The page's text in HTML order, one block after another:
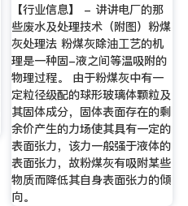
【行业信息】 - 讲讲电厂的那
些废水及处理技术（附图）粉煤
灰处理法 粉煤灰除油工艺的机
理是一种固-液之间等温吸附的
物理过程。 由于粉煤灰中有一
定粒径级配的球形玻璃体颗粒及
其固体成分，固体表面存在的剩
余价产生的力场使其具有一定的
表面张力，该力一般强于液体的
表面张力，故粉煤灰有吸附某些
物质而降低其自身表面张力的倾
向。